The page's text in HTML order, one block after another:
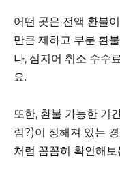
어떤 곳은 전액 환불
만큼 제하고 부분 환
나, 심지어 취소 수수
요.
또한, 환불 가능한 기
럼?)이 정해져 있는
처럼 꼼꼼히 확인해